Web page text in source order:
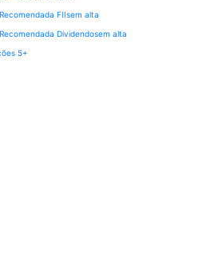
FIIsem alta
Dividendosem alta
5+